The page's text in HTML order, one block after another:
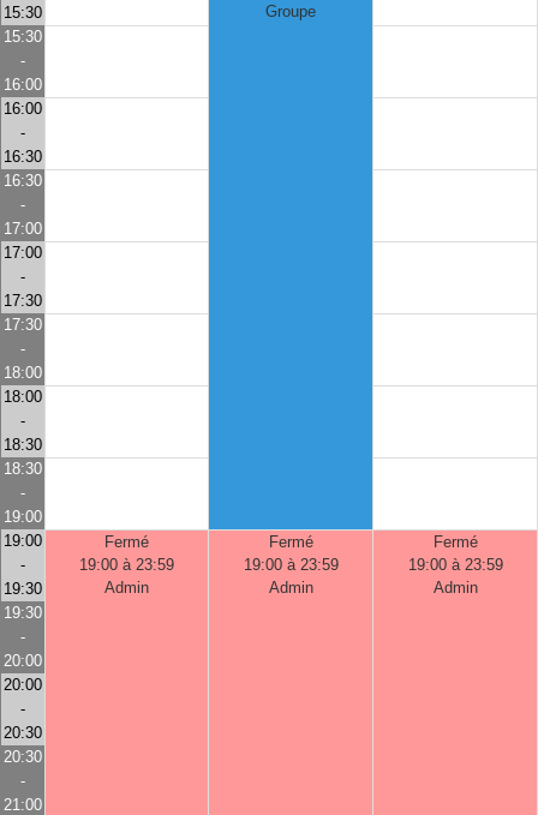
15:30
Groupe
15:30
-
16:00
16:00
-
16:30
16:30
-
17:00
17:00
-
17:30
17:30
-
18:00
18:00
-
18:30
18:30
-
19:00
19:00
-
19:30
Fermé
19:00 à 23:59
Admin
Fermé
19:00 à 23:59
Admin
Fermé
19:00 à 23:59
Admin
19:30
-
20:00
20:00
-
20:30
20:30
-
21:00